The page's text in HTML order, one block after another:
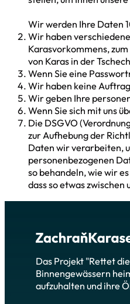
Wir werden Ihre Daten
Wir haben
Karasvorkommens,
von Karas in der
Wenn Sie eine
Wir haben keine
Wir geben Ihre
Wenn Sie sich mit uns
Die DSGVO
zur Aufhebung der
Daten wir verarbeiten,
personenbezogenen
so behandeln, wie wir
dass so etwas zwischen
Das Projekt "Rettet
Binnengewässern
aufzuhalten und ihre